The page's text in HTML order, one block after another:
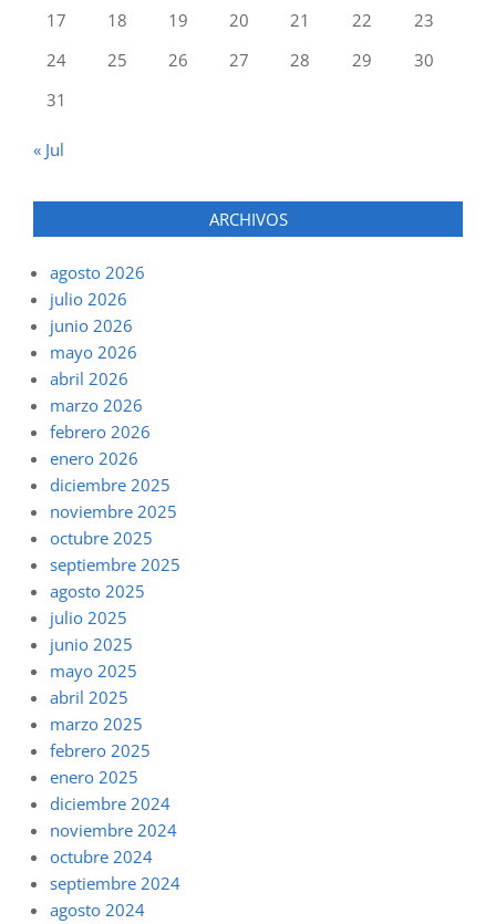
17
18 19 20 21 22
23
24
25 26 27 28 29
30
31
« Jul
ARCHIVOS
agosto 2026
julio 2026
junio 2026
mayo 2026
abril 2026
marzo 2026
febrero 2026
enero 2026
diciembre 2025
noviembre 2025
octubre 2025
septiembre 2025
agosto 2025
julio 2025
junio 2025
mayo 2025
abril 2025
marzo 2025
febrero 2025
enero 2025
diciembre 2024
noviembre 2024
octubre 2024
septiembre 2024
agosto 2024